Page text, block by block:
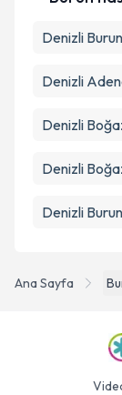
Ana Sayfa
Denizli
Denizli
Denizli
Denizli
Denizli